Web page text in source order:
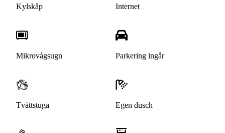
Kylskåp Internet
Mikrovågsugn Parkering ingår
Tvättstuga Egen dusch